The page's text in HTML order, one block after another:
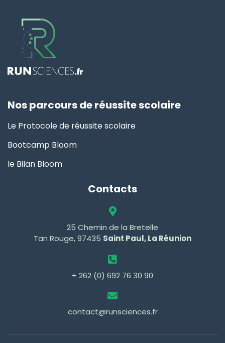
Nos parcours de réussite scolaire
Le Protocole de réussite scolaire
Bootcamp Bloom
le Bilan Bloom
Contacts
25 Chemin de la Bretelle
Tan Rouge, 97435 Saint Paul, La Réunion
+ 262 (0) 692 76 30 90
contact@runsciences.fr